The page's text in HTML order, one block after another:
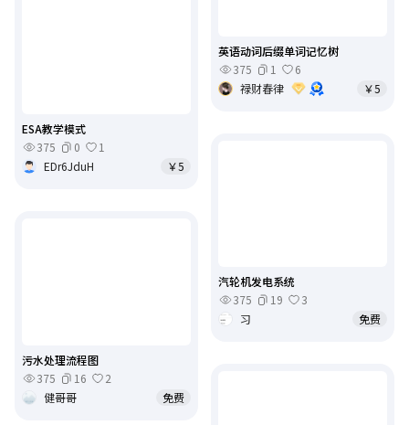
ESA教学模式
375
0
1
EDr6JduH
￥5
英语动词后缀单词记忆树
375
1
6
禄财春律
￥5
汽轮机发电系统
375
19
3
习
免费
污水处理流程图
375
16
2
健哥哥
免费